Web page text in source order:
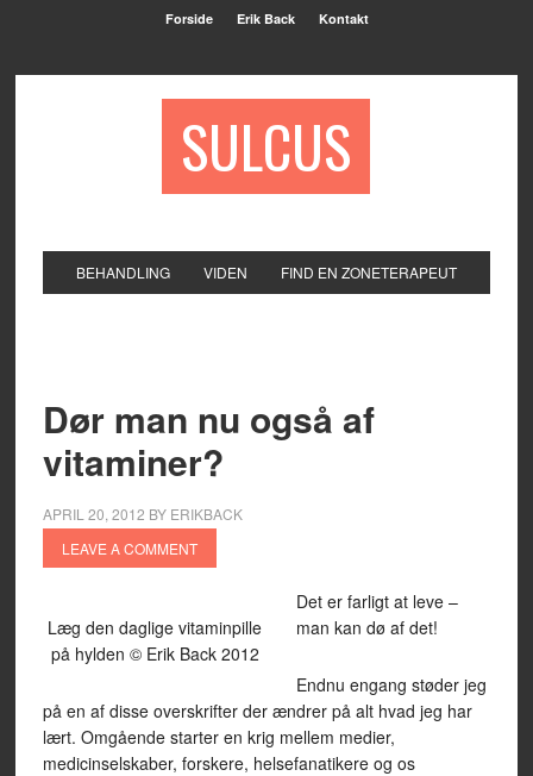
Forside Erik Back Kontakt
SULCUS
BEHANDLING VIDEN FIND EN ZONETERAPEUT
Dør man nu også af
vitaminer?
APRIL 20, 2012 BY ERIKBACK
LEAVE A COMMENT
Læg den daglige vitaminpille
på hylden © Erik Back 2012
Det er farligt at leve –
man kan dø af det!
Endnu engang støder jeg
på en af disse overskrifter der ændrer på alt hvad jeg har
lært. Omgående starter en krig mellem medier,
medicinselskaber, forskere, helsefanatikere og os